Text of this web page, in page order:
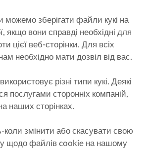
можемо зберігати файли кукі на
якщо вони справді необхідні для
цієї веб-сторінки. Для всіх
необхідно мати дозвіл від вас.
різні типи кукі. Деякі
послугами сторонніх компаній,
наших сторінках.
коли змінити або скасувати свою
щодо файлів cookie на нашому